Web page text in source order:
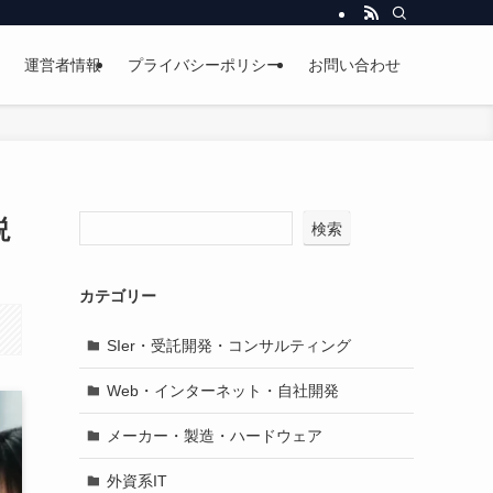
運営者情報 プライバシーポリシー お問い合わせ
検索
カテゴリー
SIer・受託開発・コンサルティング
Web・インターネット・自社開発
メーカー・製造・ハードウェア
外資系IT